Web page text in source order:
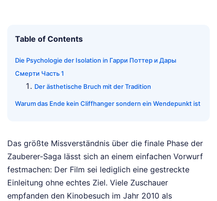
Table of Contents
Die Psychologie der Isolation in Гарри Поттер и Дары
Смерти Часть 1
Der ästhetische Bruch mit der Tradition
Warum das Ende kein Cliffhanger sondern ein Wendepunkt ist
Das größte Missverständnis über die finale Phase der
Zauberer-Saga lässt sich an einem einfachen Vorwurf
festmachen: Der Film sei lediglich eine gestreckte
Einleitung ohne echtes Ziel. Viele Zuschauer
empfanden den Kinobesuch im Jahr 2010 als